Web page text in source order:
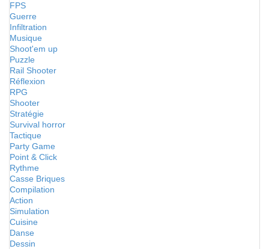
FPS
Guerre
Infiltration
Musique
Shoot'em up
Puzzle
Rail Shooter
Réflexion
RPG
Shooter
Stratégie
Survival horror
Tactique
Party Game
Point & Click
Rythme
Casse Briques
Compilation
Action
Simulation
Cuisine
Danse
Dessin